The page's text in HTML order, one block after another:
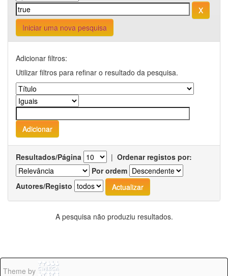
Iniciar uma nova pesquisa
Adicionar filtros:
Utilizar filtros para refinar o resultado da pesquisa.
Resultados/Página | Ordenar registos por:
Por ordem
Autores/Registo
A pesquisa não produziu resultados.
Theme by